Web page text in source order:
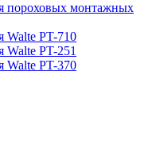
пороховых монтажных
Walte PT-710
Walte PT-251
Walte PT-370